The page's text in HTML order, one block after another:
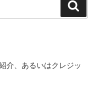
介、あるいはクレジッ